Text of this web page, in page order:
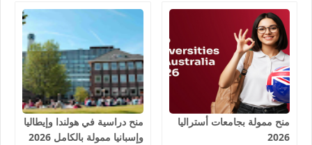
منح ممولة بجامعات أستراليا
2026
منح دراسية في هولندا وإيطاليا
وإسبانيا ممولة بالكامل 2026